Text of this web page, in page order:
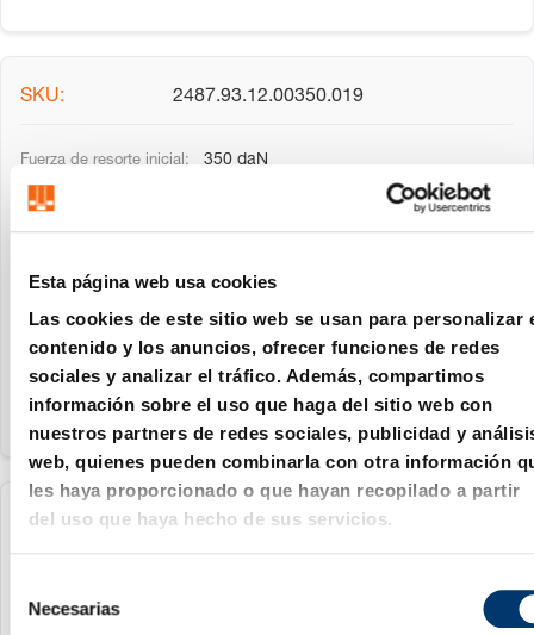
Esta página web usa cookies
Las cookies de este sitio web se usan para personalizar
contenido y los anuncios, ofrecer funciones de redes
sociales y analizar el tráfico. Además, compartimos
información sobre el uso que haga del sitio web con
nuestros partners de redes sociales, publicidad y
web, quienes pueden combinarla con otra información
les haya proporcionado o que hayan recopilado a partir
del uso que haya hecho de sus servicios.
Necesarias
2487.93.12.00350.019
350 daN
16 mm
68 mm
2487.93.12.00350.025